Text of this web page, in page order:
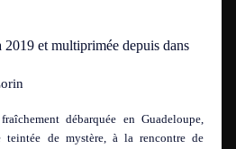
et multiprimée depuis dans
débarquée en Guadeloupe,
teintée de mystère, à la rencontre de